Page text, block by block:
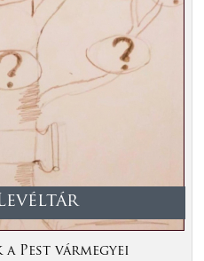
Pest vármegyei